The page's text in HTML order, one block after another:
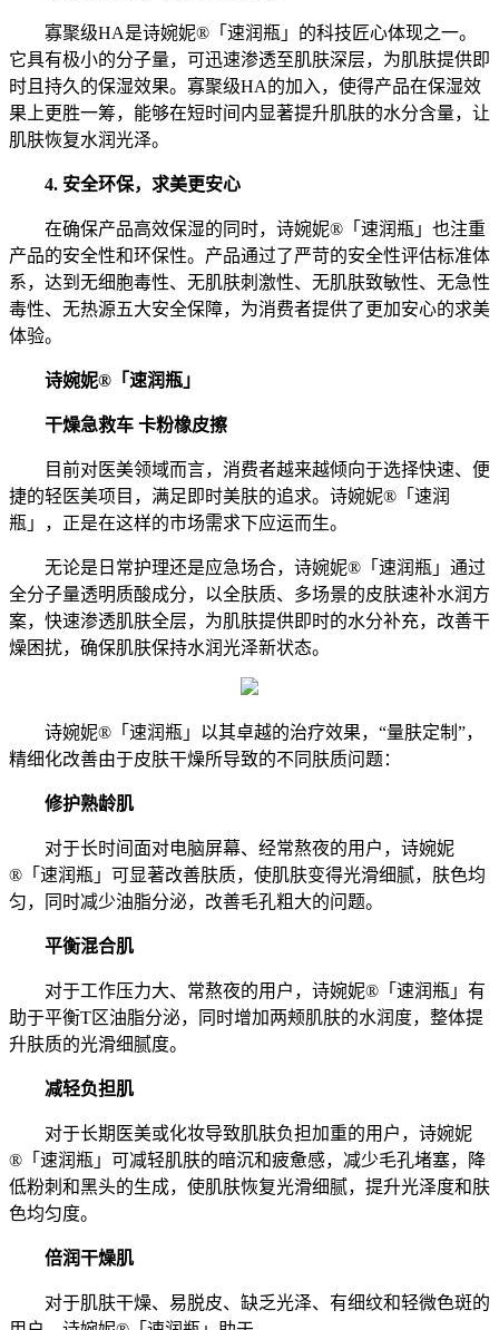
寡聚级HA是诗婉妮®「速润瓶」的科技匠心体现之一。
它具有极小的分子量，可迅速渗透至肌肤深层，为肌肤提供即
时且持久的保湿效果。寡聚级HA的加入，使得产品在保湿效
果上更胜一筹，能够在短时间内显著提升肌肤的水分含量，让
肌肤恢复水润光泽。
4. 安全环保，求美更安心
在确保产品高效保湿的同时，诗婉妮®「速润瓶」也注重
产品的安全性和环保性。产品通过了严苛的安全性评估标准体
系，达到无细胞毒性、无肌肤刺激性、无肌肤致敏性、无急性
毒性、无热源五大安全保障，为消费者提供了更加安心的求美
体验。
诗婉妮®「速润瓶」
干燥急救车 卡粉橡皮擦
目前对医美领域而言，消费者越来越倾向于选择快速、便
捷的轻医美项目，满足即时美肤的追求。诗婉妮®「速润
瓶」，正是在这样的市场需求下应运而生。
无论是日常护理还是应急场合，诗婉妮®「速润瓶」通过
全分子量透明质酸成分，以全肤质、多场景的皮肤速补水润方
案，快速渗透肌肤全层，为肌肤提供即时的水分补充，改善干
燥困扰，确保肌肤保持水润光泽新状态。
诗婉妮®「速润瓶」以其卓越的治疗效果，“量肤定制”，
精细化改善由于皮肤干燥所导致的不同肤质问题：
修护熟龄肌
对于长时间面对电脑屏幕、经常熬夜的用户，诗婉妮
®「速润瓶」可显著改善肤质，使肌肤变得光滑细腻，肤色均
匀，同时减少油脂分泌，改善毛孔粗大的问题。
平衡混合肌
对于工作压力大、常熬夜的用户，诗婉妮®「速润瓶」有
助于平衡T区油脂分泌，同时增加两颊肌肤的水润度，整体提
升肤质的光滑细腻度。
减轻负担肌
对于长期医美或化妆导致肌肤负担加重的用户，诗婉妮
®「速润瓶」可减轻肌肤的暗沉和疲惫感，减少毛孔堵塞，降
低粉刺和黑头的生成，使肌肤恢复光滑细腻，提升光泽度和肤
色均匀度。
倍润干燥肌
对于肌肤干燥、易脱皮、缺乏光泽、有细纹和轻微色斑的